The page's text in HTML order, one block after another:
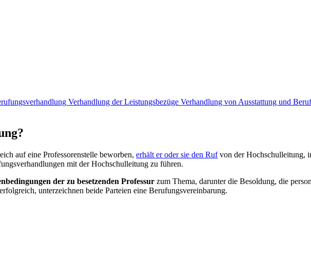
Verhandlung der Leistungsbezüge Verhandlung von Ausstattung und
auf eine Professorenstelle beworben, erhält er oder sie den Rufvon der Hochschulleitung,
mit der Hochschulleitung zu führen.
der zu besetzenden Professur zum Thema, darunter die Besoldung, die
unterzeichnen beide Parteien eine Berufungsvereinbarung.